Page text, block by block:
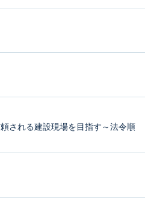
される建設現場を目指す～法令順